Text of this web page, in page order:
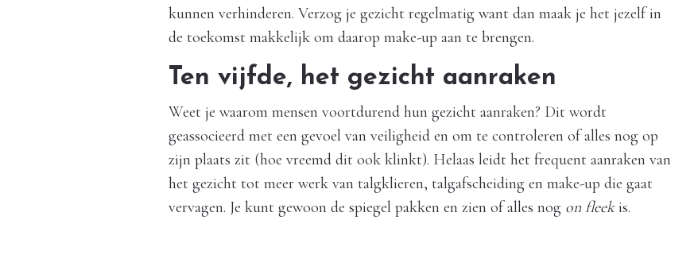
kunnen verhinderen. Verzog je gezicht regelmatig want dan maak je het jezelf in
de toekomst makkelijk om daarop make-up aan te brengen.
Ten vijfde, het gezicht aanraken
Weet je waarom mensen voortdurend hun gezicht aanraken? Dit wordt
geassocieerd met een gevoel van veiligheid en om te controleren of alles nog op
zijn plaats zit (hoe vreemd dit ook klinkt). Helaas leidt het frequent aanraken van
het gezicht tot meer werk van talgklieren, talgafscheiding en make-up die gaat
vervagen. Je kunt gewoon de spiegel pakken en zien of alles nog on fleekis.